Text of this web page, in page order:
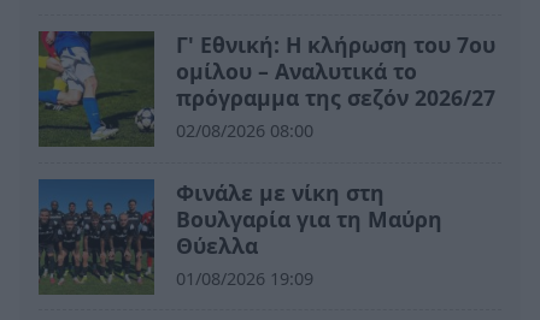
Γ' Εθνική: Η κλήρωση του 7ου
ομίλου – Αναλυτικά το
πρόγραμμα της σεζόν 2026/27
02/08/2026 08:00
Φινάλε με νίκη στη
Βουλγαρία για τη Μαύρη
Θύελλα
01/08/2026 19:09